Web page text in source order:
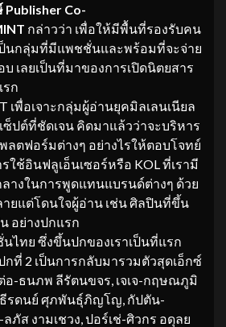
Co-
กล่าวว่า เพื่อให้มีพื้นที่รองรับคน
ป็นกลุ่มที่มีแพชชั่นและพร้อมที่จะจ่าย
เลยเป็นที่มาของการเปิดนิตยสาร
ก
เพื่อเจาะกลุ่มผู้อ่านยุคมิลเลนเนียล
ซ็ปต์ที่ชัดเจน คิดมาแล้วว่าจะบริหาร
ตฟอร์มต่างๆ อย่างไรให้ตอบโจทย์
ใช้อินฟลูเอ็นเซอร์หรือ KOL ที่เรามี
างในการพูดแทนแบรนด์ต่างๆ ด้วย
ยแต่โดนใจผู้อ่าน เช่น ศิลปินที่ขึ้น
อย่างปกแรก
นไทย ซึ่งขึ้นปกของเราเป็นที่แรก
กที่ 2 เป็นการกลับมารวมตัวสุดเอ็กซ์
-ธนภพ ลีรัตนขจร, เจเจ-กฤษณภูมิ
ธีรดนย์ ศุภพันธุ์ภิญโญ, กัปตัน-
ลภัส งามเชวง, ปอร์เช่-ศิวกร อดุลย